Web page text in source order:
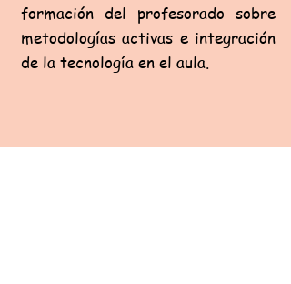
formación del profesorado sobre
metodologías activas e integración
de la tecnología en el aula.